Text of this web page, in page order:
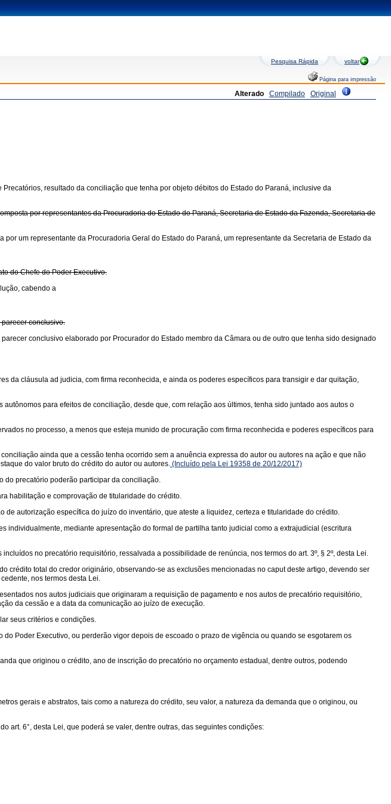
Pesquisa Rápida voltar
Página para impressão
Alterado Compilado Original
resultado da conciliação que tenha por objeto débitos do Estado do Paraná, inclusive da
por representantes da Procuradoria do Estado do Paraná, Secretaria de Estado da Fazenda, Secretaria de
um representante da Procuradoria Geral do Estado do Paraná, um representante da Secretaria de Estado da
do Chefe do Poder Executivo.
cabendo a
conclusivo.
conclusivo elaborado por Procurador do Estado membro da Câmara ou de outro que tenha sido designado
da cláusula ad judicia, com firma reconhecida, e ainda os poderes específicos para transigir e dar quitação,
para efeitos de conciliação, desde que, com relação aos últimos, tenha sido juntado aos autos o
no processo, a menos que esteja munido de procuração com firma reconhecida e poderes específicos para
ainda que a cessão tenha ocorrido sem a anuência expressa do autor ou autores na ação e que não
do valor bruto do crédito do autor ou autores. (Incluído pela Lei 19358 de 20/12/2017)
do precatório poderão participar da conciliação.
habilitação e comprovação de titularidade do crédito.
autorização específica do juízo do inventário, que ateste a liquidez, certeza e titularidade do crédito.
mediante apresentação do formal de partilha tanto judicial como a extrajudicial (escritura
no precatório requisitório, ressalvada a possibilidade de renúncia, nos termos do art. 3º, § 2º, desta Lei.
crédito total do credor originário, observando-se as exclusões mencionadas no caput deste artigo, devendo ser
nos termos desta Lei.
nos autos judiciais que originaram a requisição de pagamento e nos autos de precatório requisitório,
da cessão e a data da comunicação ao juízo de execução.
seus critérios e condições.
Poder Executivo, ou perderão vigor depois de escoado o prazo de vigência ou quando se esgotarem os
que originou o crédito, ano de inscrição do precatório no orçamento estadual, dentre outros, podendo
gerais e abstratos, tais como a natureza do crédito, seu valor, a natureza da demanda que o originou, ou
art. 6°, desta Lei, que poderá se valer, dentre outras, das seguintes condições: